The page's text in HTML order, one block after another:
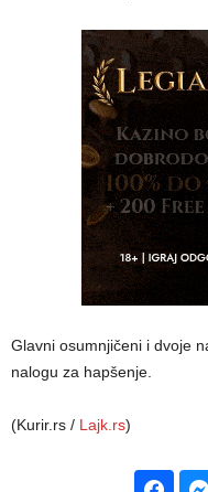
Glavni osumnjičeni i dvoje
nalogu za hapšenje.
(Kurir.rs / Lajk.rs)